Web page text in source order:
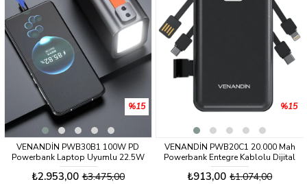
VENANDİN PWB30B1 100W PD
Powerbank Laptop Uyumlu 22.5W
Hızlı Şarjlı Taşınabilir Şarj Cihazı
₺2.953,00 ₺3.475,00
%15
VENANDİN PWB20C1 20.000 Mah
Powerbank Entegre Kablolu Dijital
Göstergeli Taşınabilir Şarj Cihazı
₺913,00 ₺1.074,00
%15